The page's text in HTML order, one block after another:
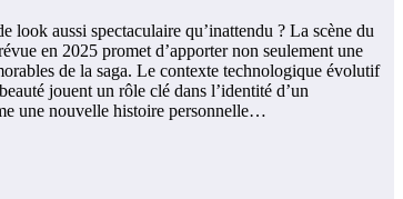
look aussi spectaculaire qu’inattendu ? La scène du
en 2025 promet d’apporter non seulement une
de la saga. Le contexte technologique évolutif
jouent un rôle clé dans l’identité d’un
une nouvelle histoire personnelle…